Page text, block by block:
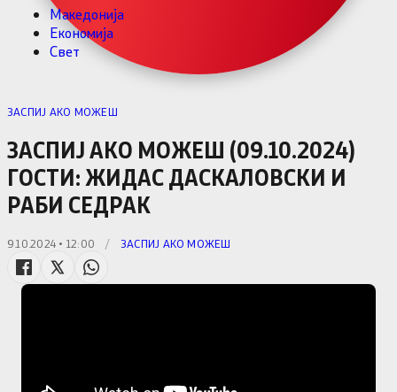
Македонија
Економија
Свет
ЗАСПИЈ АКО МОЖЕШ
ЗАСПИЈ АКО МОЖЕШ (09.10.2024)
ГОСТИ: ЖИДАС ДАСКАЛОВСКИ И
РАБИ СЕДРАК
9.10.2024 • 12:00 / ЗАСПИЈ АКО МОЖЕШ